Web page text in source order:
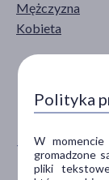
Mężczyzna
Kobieta
TYP PRODUKTU
Polityka
W
gromadzone
pliki